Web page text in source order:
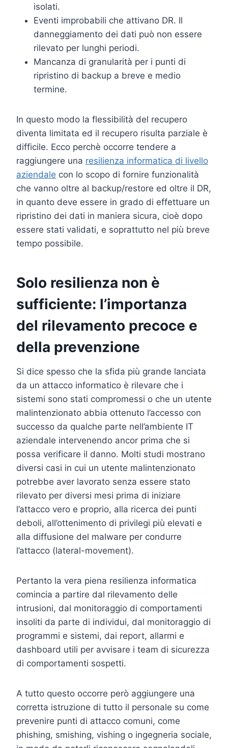
isolati.
Eventi improbabili che attivano DR. Il
danneggiamento dei dati può non essere
rilevato per lunghi periodi.
Mancanza di granularità per i punti di
ripristino di backup a breve e medio
termine.
In questo modo la flessibilità del recupero
diventa limitata ed il recupero risulta parziale è
difficile. Ecco perchè occorre tendere a
raggiungere una resilienza informatica di livello
aziendale con lo scopo di fornire funzionalità
che vanno oltre al backup/restore ed oltre il DR,
in quanto deve essere in grado di effettuare un
ripristino dei dati in maniera sicura, cioè dopo
essere stati validati, e soprattutto nel più breve
tempo possibile.
Solo resilienza non è
sufficiente: l’importanza
del rilevamento precoce e
della prevenzione
Si dice spesso che la sfida più grande lanciata
da un attacco informatico è rilevare che i
sistemi sono stati compromessi o che un utente
malintenzionato abbia ottenuto l’accesso con
successo da qualche parte nell’ambiente IT
aziendale intervenendo ancor prima che si
possa verificare il danno. Molti studi mostrano
diversi casi in cui un utente malintenzionato
potrebbe aver lavorato senza essere stato
rilevato per diversi mesi prima di iniziare
l’attacco vero e proprio, alla ricerca dei punti
deboli, all’ottenimento di privilegi più elevati e
alla diffusione del malware per condurre
l’attacco (lateral-movement).
Pertanto la vera piena resilienza informatica
comincia a partire dal rilevamento delle
intrusioni, dal monitoraggio di comportamenti
insoliti da parte di individui, dal monitoraggio di
programmi e sistemi, dai report, allarmi e
dashboard utili per avvisare i team di sicurezza
di comportamenti sospetti.
A tutto questo occorre però aggiungere una
corretta istruzione di tutto il personale su come
prevenire punti di attacco comuni, come
phishing, smishing, vishing o ingegneria sociale,